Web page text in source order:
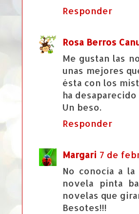
Responder
Rosa Berros
Me gustan las
unas mejores
ésta con los
ha
Un beso.
Responder
Margari 7 de
No conocía a
novela pinta
novelas que
Besotes!!!